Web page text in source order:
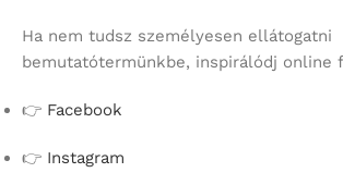
Ha nem tudsz személyesen ellátogatni
bemutatótermünkbe, inspirálódj online
👉 Facebook
👉 Instagram